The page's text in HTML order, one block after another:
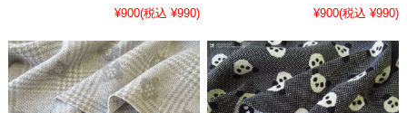
¥900(税込 ¥990)
¥900(税込 ¥990)